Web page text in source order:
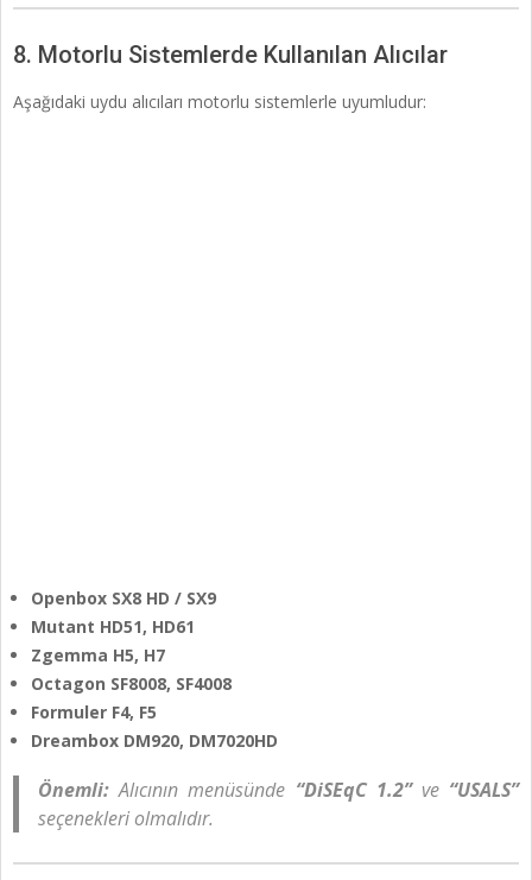
8. Motorlu Sistemlerde Kullanılan Alıcılar
Aşağıdaki uydu alıcıları motorlu sistemlerle uyumludur:
Openbox SX8 HD / SX9
Mutant HD51, HD61
Zgemma H5, H7
Octagon SF8008, SF4008
Formuler F4, F5
Dreambox DM920, DM7020HD
Önemli: Alıcının menüsünde “DiSEqC 1.2”ve “USALS”
seçenekleri olmalıdır.